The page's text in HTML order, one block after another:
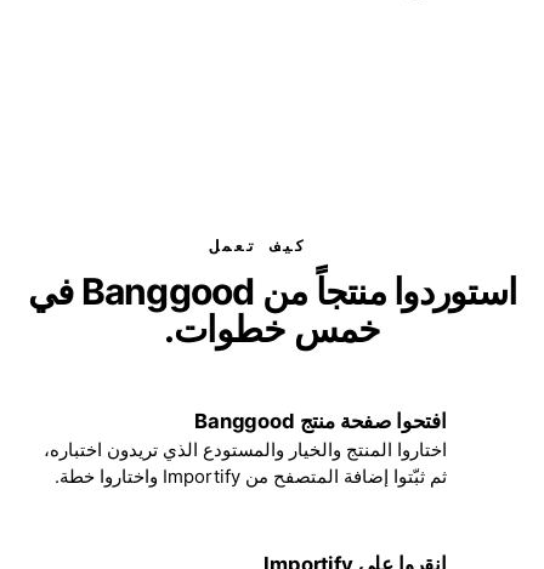
كيف تعمل
استوردوا منتجاً من Banggood في
خمس خطوات.
افتحوا صفحة منتج Banggood
اختاروا المنتج والخيار والمستودع الذي تريدون اختباره،
ثم ثبّتوا إضافة المتصفح من Importify واختاروا خطة.
انقروا على Importify